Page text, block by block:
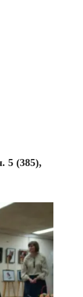
5 (385),